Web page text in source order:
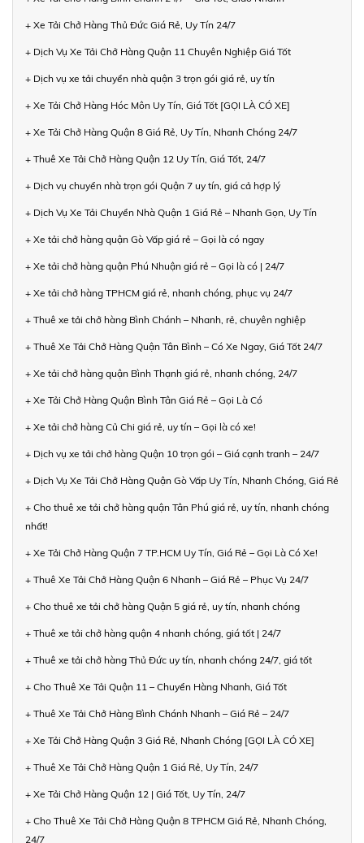
+ Xe Tải Chở Hàng Thủ Đức Giá Rẻ, Uy Tín 24/7
+ Dịch Vụ Xe Tải Chở Hàng Quận 11 Chuyên Nghiệp Giá Tốt
+ Dịch vụ xe tải chuyển nhà quận 3 trọn gói giá rẻ, uy tín
+ Xe Tải Chở Hàng Hóc Môn Uy Tín, Giá Tốt [GỌI LÀ CÓ XE]
+ Xe Tải Chở Hàng Quận 8 Giá Rẻ, Uy Tín, Nhanh Chóng 24/7
+ Thuê Xe Tải Chở Hàng Quận 12 Uy Tín, Giá Tốt, 24/7
+ Dịch vụ chuyển nhà trọn gói Quận 7 uy tín, giá cả hợp lý
+ Dịch Vụ Xe Tải Chuyển Nhà Quận 1 Giá Rẻ – Nhanh Gọn, Uy Tín
+ Xe tải chở hàng quận Gò Vấp giá rẻ – Gọi là có ngay
+ Xe tải chở hàng quận Phú Nhuận giá rẻ – Gọi là có | 24/7
+ Xe tải chở hàng TPHCM giá rẻ, nhanh chóng, phục vụ 24/7
+ Thuê xe tải chở hàng Bình Chánh – Nhanh, rẻ, chuyên nghiệp
+ Thuê Xe Tải Chở Hàng Quận Tân Bình – Có Xe Ngay, Giá Tốt 24/7
+ Xe tải chở hàng quận Bình Thạnh giá rẻ, nhanh chóng, 24/7
+ Xe Tải Chở Hàng Quận Bình Tân Giá Rẻ – Gọi Là Có
+ Xe tải chở hàng Củ Chi giá rẻ, uy tín – Gọi là có xe!
+ Dịch vụ xe tải chở hàng Quận 10 trọn gói – Giá cạnh tranh – 24/7
+ Dịch Vụ Xe Tải Chở Hàng Quận Gò Vấp Uy Tín, Nhanh Chóng, Giá Rẻ
+ Cho thuê xe tải chở hàng quận Tân Phú giá rẻ, uy tín, nhanh chóng
nhất!
+ Xe Tải Chở Hàng Quận 7 TP.HCM Uy Tín, Giá Rẻ – Gọi Là Có Xe!
+ Thuê Xe Tải Chở Hàng Quận 6 Nhanh – Giá Rẻ – Phục Vụ 24/7
+ Cho thuê xe tải chở hàng Quận 5 giá rẻ, uy tín, nhanh chóng
+ Thuê xe tải chở hàng quận 4 nhanh chóng, giá tốt | 24/7
+ Thuê xe tải chở hàng Thủ Đức uy tín, nhanh chóng 24/7, giá tốt
+ Cho Thuê Xe Tải Quận 11 – Chuyển Hàng Nhanh, Giá Tốt
+ Thuê Xe Tải Chở Hàng Bình Chánh Nhanh – Giá Rẻ – 24/7
+ Xe Tải Chở Hàng Quận 3 Giá Rẻ, Nhanh Chóng [GỌI LÀ CÓ XE]
+ Thuê Xe Tải Chở Hàng Quận 1 Giá Rẻ, Uy Tín, 24/7
+ Xe Tải Chở Hàng Quận 12 | Giá Tốt, Uy Tín, 24/7
+ Cho Thuê Xe Tải Chở Hàng Quận 8 TPHCM Giá Rẻ, Nhanh Chóng,
24/7